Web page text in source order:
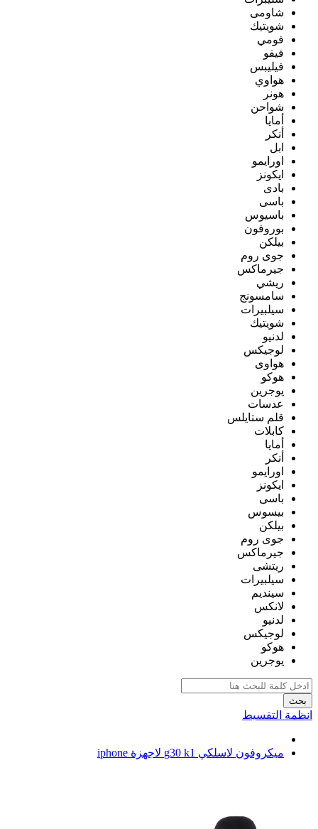
شاومى
شويتيك
فومي
فيفو
فيليبس
هواوي
هونر
شواحن
أمايا
أنكر
ابل
اورايمو
ايكونز
بادى
باسى
باسيوس
بوروفون
بيلكن
جوى روم
جيرماكس
ريشي
سامسونج
سيلبيرات
شويتيك
لدنيو
لوجيكس
هواوى
هوكو
يوجرين
عدسات
قلم ستايلس
كابلات
أمايا
أنكر
اورايمو
ايكونز
باسى
بيسوس
بيلكن
جوى روم
جيرماكس
ريتشى
سيلبيرات
سينديم
لانكس
لدنيو
لوجيكس
هوكو
يوجرين
بحث
انظمة التقسيط
ميكروفون لاسلكي g30 k1 لاجهزة iphone